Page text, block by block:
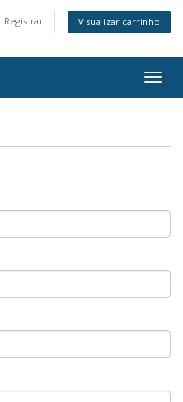
Registrar Visualizar carrinho